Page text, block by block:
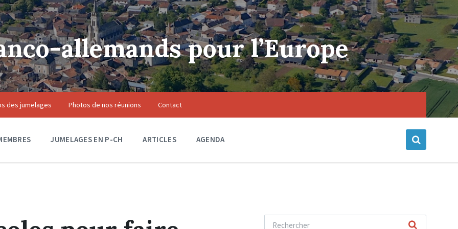
allemands pour l’Europe
des jumelages Photos de nos réunions Contact
JUMELAGES EN P-CH ARTICLES AGENDA